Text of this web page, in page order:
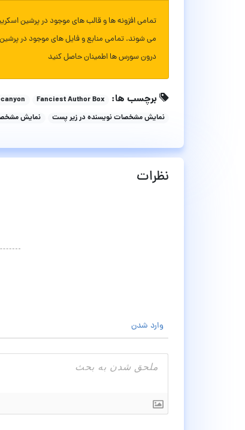
تمامی افزونه ها و قالب های موجود در پرشین
می شوند. تمامی منابع و فایل های موجود در
درون سورس ها اطمینان حاصل کنید
برچسب ها: Fanciest Author Box
نمایش مشخصات نویسنده در زیر پست
نمایش
نظرات
وارد شدن